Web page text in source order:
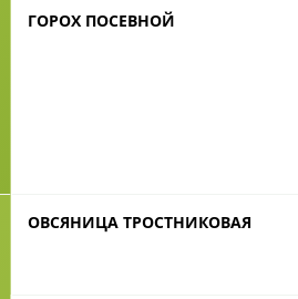
ГОРОХ ПОСЕВНОЙ
ОВСЯНИЦА ТРОСТНИКОВАЯ